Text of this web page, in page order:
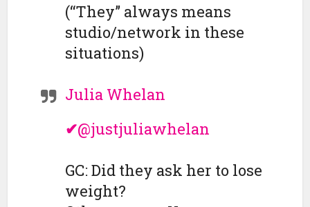
(“They” always means
studio/network in these
situations)
Julia Whelan
✔@justjuliawhelan
GC: Did they ask her to lose
weight?